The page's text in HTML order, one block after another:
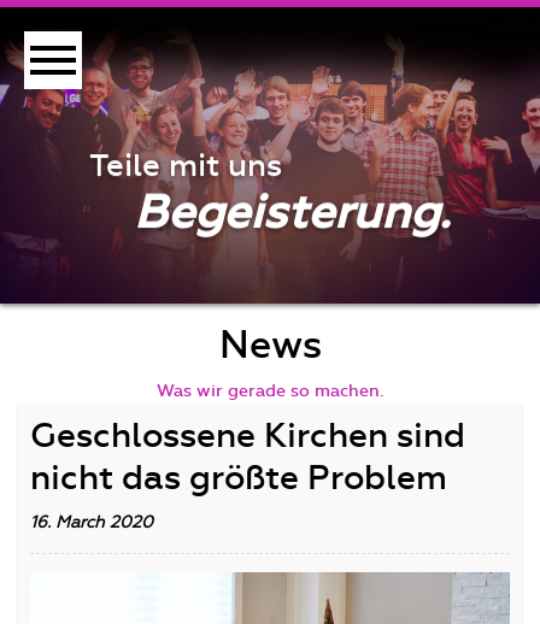
Teile mit uns
Begeisterung.
News
Was wir gerade so machen.
Geschlossene Kirchen sind
nicht das größte Problem
16. March 2020